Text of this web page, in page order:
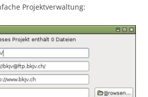
Projektverwaltung: